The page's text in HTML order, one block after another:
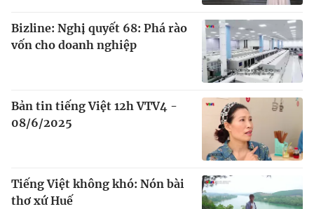
Bizline: Nghị quyết 68: Phá rào
vốn cho doanh nghiệp
Bản tin tiếng Việt 12h VTV4 -
08/6/2025
Tiếng Việt không khó: Nón bài
thơ xứ Huế